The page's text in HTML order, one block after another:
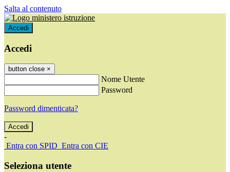
Salta al contenuto
Accedi
Accedi
button close ×
Nome Utente
Password
Password dimenticata?
-
Entra con SPID Entra con CIE
Seleziona utente